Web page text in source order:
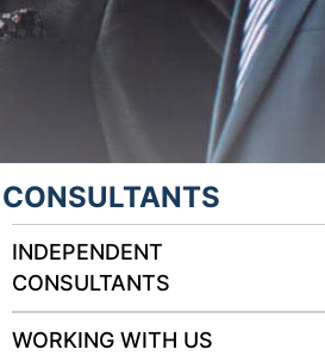
CONSULTANTS
INDEPENDENT
CONSULTANTS
WORKING WITH US